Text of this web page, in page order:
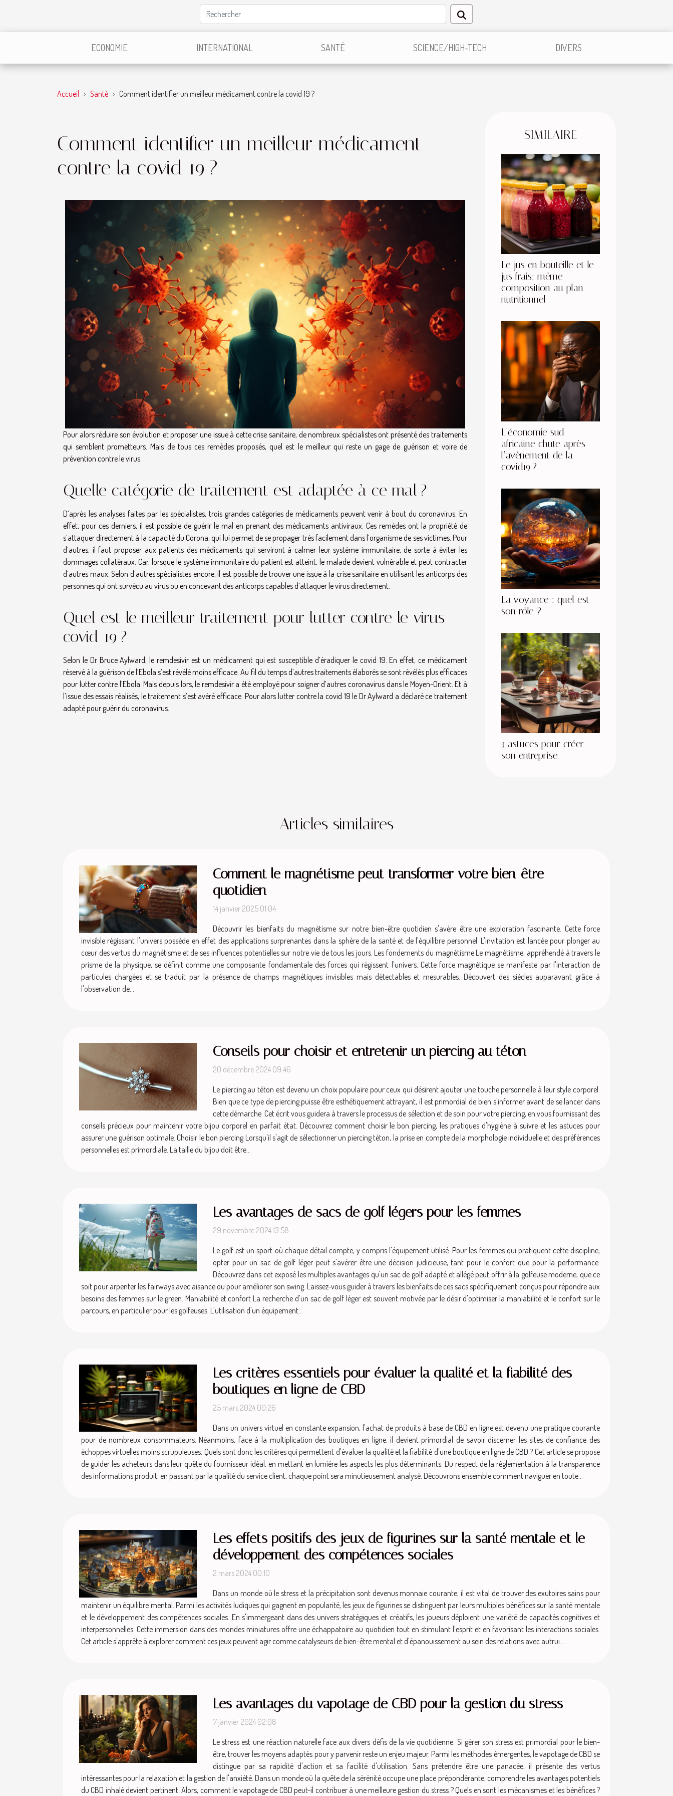
ECONOMIE INTERNATIONAL SANTÉ SCIENCE/HIGH-TECH DIVERS
Accueil Santé Comment identifier un meilleur médicament contre la covid 19 ?
Comment identifier un meilleur médicament
contre la covid 19 ?
Pour alors réduire son évolution et proposer une issue à cette crise sanitaire, de nombreux spécialistes ont présenté des traitements
qui semblent prometteurs. Mais de tous ces remèdes proposés, quel est le meilleur qui reste un gage de guérison et voire de
prévention contre le virus.
Quelle catégorie de traitement est adaptée à ce mal ?
D’après les analyses faites par les spécialistes, trois grandes catégories de médicaments peuvent venir à bout du coronavirus. En
effet, pour ces derniers, il est possible de guérir le mal en prenant des médicaments antiviraux. Ces remèdes ont la propriété de
s’attaquer directement à la capacité du Corona, qui lui permet de se propager très facilement dans l’organisme de ses victimes. Pour
d’autres, il faut proposer aux patients des médicaments qui serviront à calmer leur système immunitaire, de sorte à éviter les
dommages collatéraux. Car, lorsque le système immunitaire du patient est atteint, le malade devient vulnérable et peut contracter
d’autres maux. Selon d’autres spécialistes encore, il est possible de trouver une issue à la crise sanitaire en utilisant les anticorps des
personnes qui ont survécu au virus ou en concevant des anticorps capables d’attaquer le virus directement.
Quel est le meilleur traitement pour lutter contre le virus
covid 19 ?
Selon le Dr Bruce Aylward, le remdesivir est un médicament qui est susceptible d’éradiquer le covid 19. En effet, ce médicament
réservé à la guérison de l’Ebola s’est révélé moins efficace. Au fil du temps d’autres traitements élaborés se sont révélés plus efficaces
pour lutter contre l’Ebola. Mais depuis lors, le remdesivir a été employé pour soigner d’autres coronavirus dans le Moyen-Orient. Et à
l’issue des essais réalisés, le traitement s’est avéré efficace. Pour alors lutter contre la covid 19 le Dr Aylward a déclaré ce traitement
adapté pour guérir du coronavirus.
SIMILAIRE
Le jus en bouteille et le
jus frais: même
composition au plan
nutritionnel
L’économie sud-
africaine chute après
l’avènement de la
covid19 ?
La voyance : quel est
son rôle ?
3 astuces pour créer
son entreprise
Articles similaires
Comment le magnétisme peut transformer votre bien-être
quotidien
14 janvier 2025 01:04
Découvrir les bienfaits du magnétisme sur notre bien-être quotidien s'avère être une exploration fascinante. Cette force
invisible régissant l'univers possède en effet des applications surprenantes dans la sphère de la santé et de l'équilibre personnel. L'invitation est lancée pour plonger au
cœur des vertus du magnétisme et de ses influences potentielles sur notre vie de tous les jours. Les fondements du magnétisme Le magnétisme, appréhendé à travers le
prisme de la physique, se définit comme une composante fondamentale des forces qui régissent l'univers. Cette force magnétique se manifeste par l'interaction de
particules chargées et se traduit par la présence de champs magnétiques invisibles mais détectables et mesurables. Découvert des siècles auparavant grâce à
l'observation de...
Conseils pour choisir et entretenir un piercing au téton
20 décembre 2024 09:46
Le piercing au téton est devenu un choix populaire pour ceux qui désirent ajouter une touche personnelle à leur style corporel.
Bien que ce type de piercing puisse être esthétiquement attrayant, il est primordial de bien s'informer avant de se lancer dans
cette démarche. Cet écrit vous guidera à travers le processus de sélection et de soin pour votre piercing, en vous fournissant des
conseils précieux pour maintenir votre bijou corporel en parfait état. Découvrez comment choisir le bon piercing, les pratiques d'hygiène à suivre et les astuces pour
assurer une guérison optimale. Choisir le bon piercing Lorsqu'il s'agit de sélectionner un piercing téton, la prise en compte de la morphologie individuelle et des préférences
personnelles est primordiale. La taille du bijou doit être...
Les avantages de sacs de golf légers pour les femmes
29 novembre 2024 13:58
Le golf est un sport où chaque détail compte, y compris l'équipement utilisé. Pour les femmes qui pratiquent cette discipline,
opter pour un sac de golf léger peut s'avérer être une décision judicieuse, tant pour le confort que pour la performance.
Découvrez dans cet exposé les multiples avantages qu'un sac de golf adapté et allégé peut offrir à la golfeuse moderne, que ce
soit pour arpenter les fairways avec aisance ou pour améliorer son swing. Laissez-vous guider à travers les bienfaits de ces sacs spécifiquement conçus pour répondre aux
besoins des femmes sur le green. Maniabilité et confort La recherche d'un sac de golf léger est souvent motivée par le désir d'optimiser la maniabilité et le confort sur le
parcours, en particulier pour les golfeuses. L'utilisation d'un équipement...
Les critères essentiels pour évaluer la qualité et la fiabilité des
boutiques en ligne de CBD
25 mars 2024 00:26
Dans un univers virtuel en constante expansion, l'achat de produits à base de CBD en ligne est devenu une pratique courante
pour de nombreux consommateurs. Néanmoins, face à la multiplication des boutiques en ligne, il devient primordial de savoir discerner les sites de confiance des
échoppes virtuelles moins scrupuleuses. Quels sont donc les critères qui permettent d'évaluer la qualité et la fiabilité d'une boutique en ligne de CBD ? Cet article se propose
de guider les acheteurs dans leur quête du fournisseur idéal, en mettant en lumière les aspects les plus déterminants. Du respect de la réglementation à la transparence
des informations produit, en passant par la qualité du service client, chaque point sera minutieusement analysé. Découvrons ensemble comment naviguer en toute...
Les effets positifs des jeux de figurines sur la santé mentale et le
développement des compétences sociales
2 mars 2024 00:10
Dans un monde où le stress et la précipitation sont devenus monnaie courante, il est vital de trouver des exutoires sains pour
maintenir un équilibre mental. Parmi les activités ludiques qui gagnent en popularité, les jeux de figurines se distinguent par leurs multiples bénéfices sur la santé mentale
et le développement des compétences sociales. En s'immergeant dans des univers stratégiques et créatifs, les joueurs déploient une variété de capacités cognitives et
interpersonnelles. Cette immersion dans des mondes miniatures offre une échappatoire au quotidien tout en stimulant l'esprit et en favorisant les interactions sociales.
Cet article s'apprête à explorer comment ces jeux peuvent agir comme catalyseurs de bien-être mental et d'épanouissement au sein des relations avec autrui....
Les avantages du vapotage de CBD pour la gestion du stress
7 janvier 2024 02:08
Le stress est une réaction naturelle face aux divers défis de la vie quotidienne. Si gérer son stress est primordial pour le bien-
être, trouver les moyens adaptés pour y parvenir reste un enjeu majeur. Parmi les méthodes émergentes, le vapotage de CBD se
distingue par sa rapidité d'action et sa facilité d'utilisation. Sans prétendre être une panacée, il présente des vertus
intéressantes pour la relaxation et la gestion de l'anxiété. Dans un monde où la quête de la sérénité occupe une place prépondérante, comprendre les avantages potentiels
du CBD inhalé devient pertinent. Alors, comment le vapotage de CBD peut-il contribuer à une meilleure gestion du stress ? Quels en sont les mécanismes et les bénéfices ?